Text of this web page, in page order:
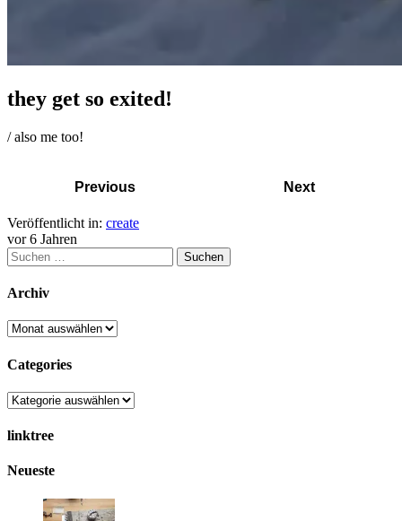
they get so exited!
/ also me too!
Previous Next
Veröffentlicht in: create
vor 6 Jahren
Archiv
Categories
linktree
Neueste